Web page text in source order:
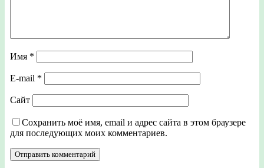
Имя *
E-mail *
Сайт
Сохранить моё имя, email и адрес сайта в этом браузере
для последующих моих комментариев.